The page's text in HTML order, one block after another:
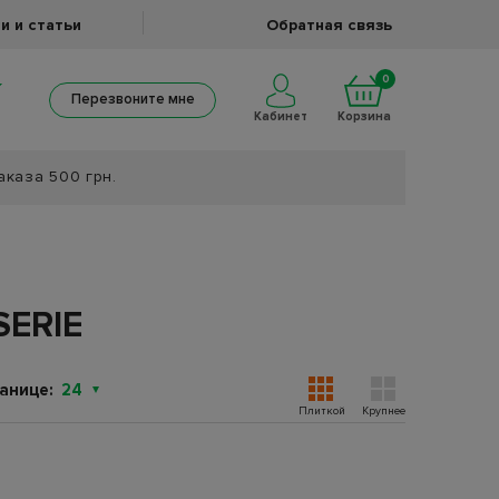
и статьи Обратная связь
Перезвоните мне
Кабинет
0
Корзина
500 грн.
24
Плиткой Крупнее